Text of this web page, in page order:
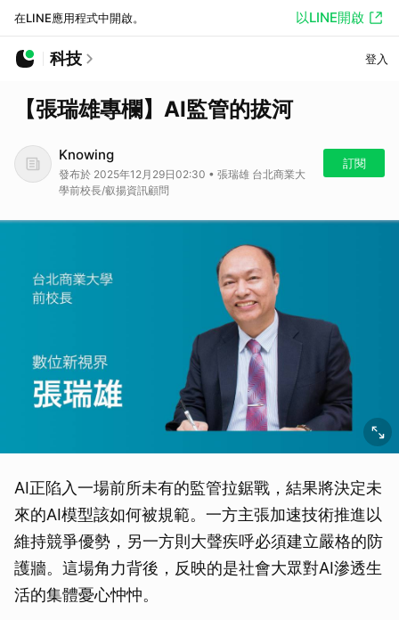
在LINE應用程式中開啟。 以LINE開啟
科技 登入
【張瑞雄專欄】AI監管的拔河
Knowing
發布於 2025年12月29日02:30 • 張瑞雄 台北商業大
學前校長/叡揚資訊顧問
訂閱
AI正陷入一場前所未有的監管拉鋸戰，結果將決定未
來的AI模型該如何被規範。一方主張加速技術推進以
維持競爭優勢，另一方則大聲疾呼必須建立嚴格的防
護牆。這場角力背後，反映的是社會大眾對AI滲透生
活的集體憂心忡忡。